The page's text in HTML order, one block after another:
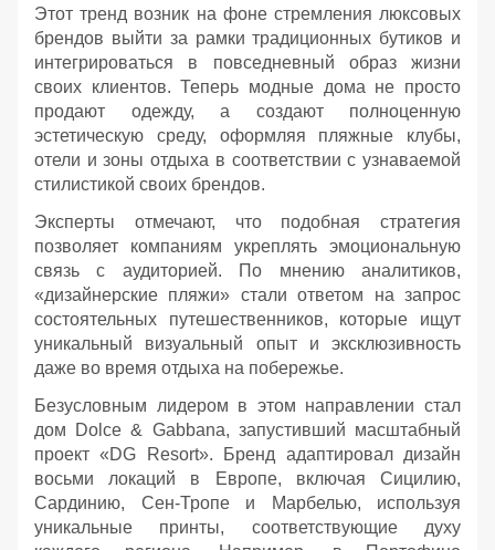
Этот тренд возник на фоне стремления люксовых
брендов выйти за рамки традиционных бутиков и
интегрироваться в повседневный образ жизни
своих клиентов. Теперь модные дома не просто
продают одежду, а создают полноценную
эстетическую среду, оформляя пляжные клубы,
отели и зоны отдыха в соответствии с узнаваемой
стилистикой своих брендов.
Эксперты отмечают, что подобная стратегия
позволяет компаниям укреплять эмоциональную
связь с аудиторией. По мнению аналитиков,
«дизайнерские пляжи» стали ответом на запрос
состоятельных путешественников, которые ищут
уникальный визуальный опыт и эксклюзивность
даже во время отдыха на побережье.
Безусловным лидером в этом направлении стал
дом Dolce & Gabbana, запустивший масштабный
проект «DG Resort». Бренд адаптировал дизайн
восьми локаций в Европе, включая Сицилию,
Сардинию, Сен-Тропе и Марбелью, используя
уникальные принты, соответствующие духу